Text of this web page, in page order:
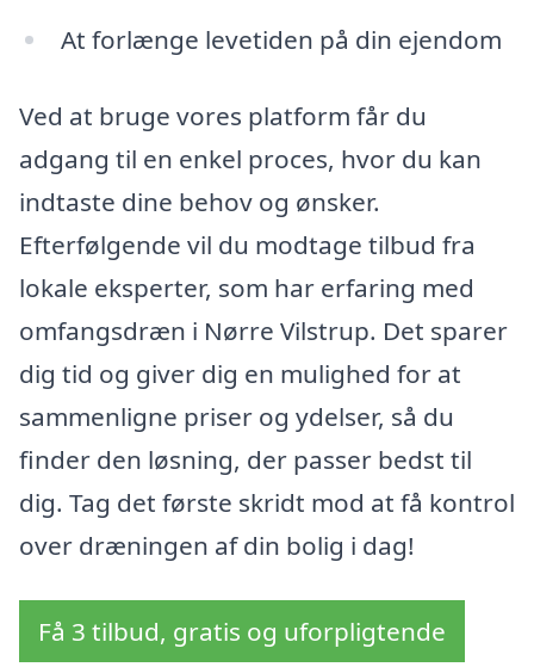
At forlænge levetiden på din ejendom
Ved at bruge vores platform får du
adgang til en enkel proces, hvor du kan
indtaste dine behov og ønsker.
Efterfølgende vil du modtage tilbud fra
lokale eksperter, som har erfaring med
omfangsdræn i Nørre Vilstrup. Det sparer
dig tid og giver dig en mulighed for at
sammenligne priser og ydelser, så du
finder den løsning, der passer bedst til
dig. Tag det første skridt mod at få kontrol
over dræningen af din bolig i dag!
Få 3 tilbud, gratis og uforpligtende